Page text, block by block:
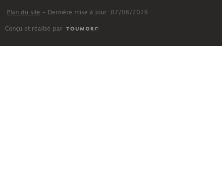
Plan du site - Dernière mise à jour :07/08/2026
Conçu et réalisé par